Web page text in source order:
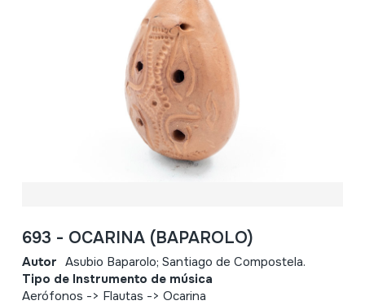
693 - OCARINA (BAPAROLO)
Autor Asubio Baparolo; Santiago de Compostela.
Tipo de Instrumento de música
Aerófonos -> Flautas -> Ocarina